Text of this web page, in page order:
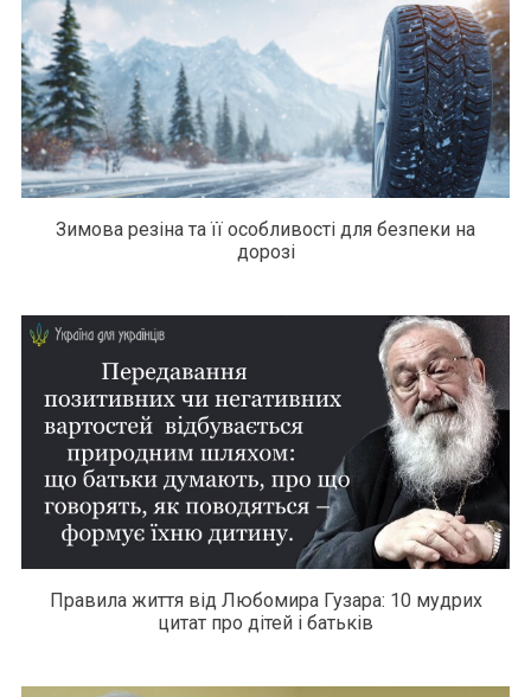
Зимова резіна та її особливості для безпеки на
дорозі
Правила життя від Любомира Гузара: 10 мудрих
цитат про дітей і батьків